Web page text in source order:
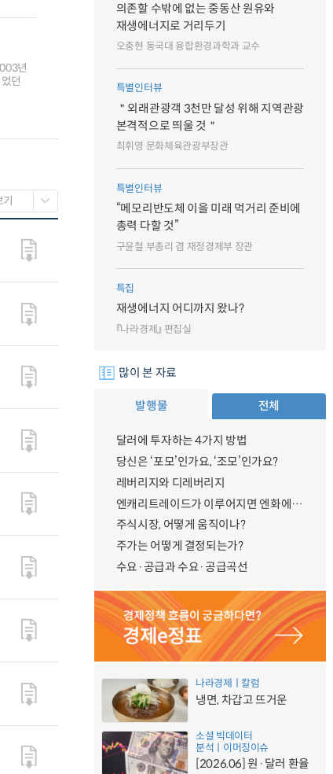
년
던
의존할 수밖에 없는 중동산 원유와
재생에너지로 거리두기
오충현 동국대 융합환경과학과 교수
특별인터뷰
＂외래관광객 3천만 달성 위해 지역관광
본격적으로 띄울 것＂
최휘영 문화체육관광부장관
특별인터뷰
“메모리반도체 이을 미래 먹거리 준비에
총력 다할 것”
구윤철 부총리 겸 재정경제부 장관
특집
재생에너지 어디까지 왔나?
『나라경제』 편집실
많이 본 자료
발행물 전체
달러에 투자하는 4가지 방법
당신은 ‘포모’인가요, ‘조모’인가요?
레버리지와 디레버리지
엔캐리트레이드가 이루어지면 엔화에 대한 수요가 증가하지 않나요?
주식시장, 어떻게 움직이나?
주가는 어떻게 결정되는가?
수요·공급과 수요·공급곡선
나라경제ㅣ칼럼
냉면, 차갑고 뜨거운
소셜 빅데이터
분석ㅣ이머징이슈
[2026.06] 원·달러 환율